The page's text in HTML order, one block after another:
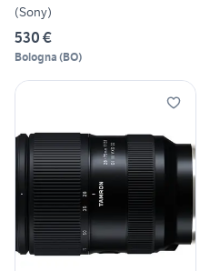
(Sony)
530 €
Bologna (BO)